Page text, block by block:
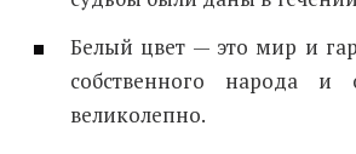
Белый цвет — это мир и
собственного народа
великолепно.